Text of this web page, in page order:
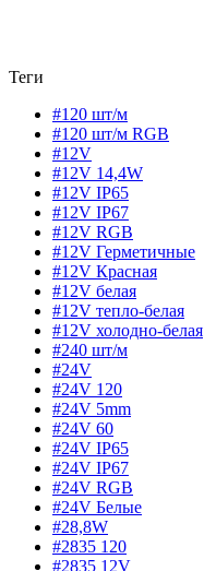
Теги
#120 шт/м
#120 шт/м RGB
#12V
#12V 14,4W
#12V IP65
#12V IP67
#12V RGB
#12V Герметичные
#12V Красная
#12V белая
#12V тепло-белая
#12V холодно-белая
#240 шт/м
#24V
#24V 120
#24V 5mm
#24V 60
#24V IP65
#24V IP67
#24V RGB
#24V Белые
#28,8W
#2835 120
#2835 12V